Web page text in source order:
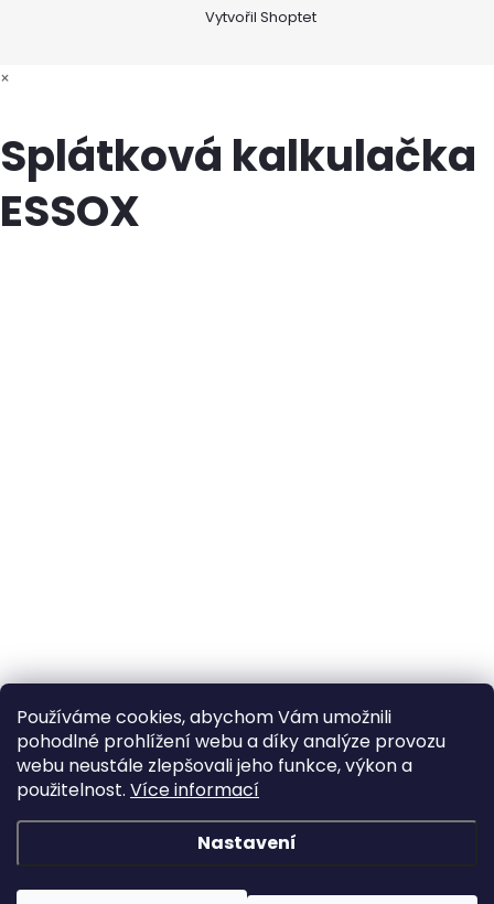
Používáme cookies, abychom Vám umožnili
pohodlné prohlížení webu a díky analýze provozu
webu neustále zlepšovali jeho funkce, výkon a
použitelnost. Více informací
Nastavení
Vytvořil Shoptet
×
Splátková kalkulačka
ESSOX